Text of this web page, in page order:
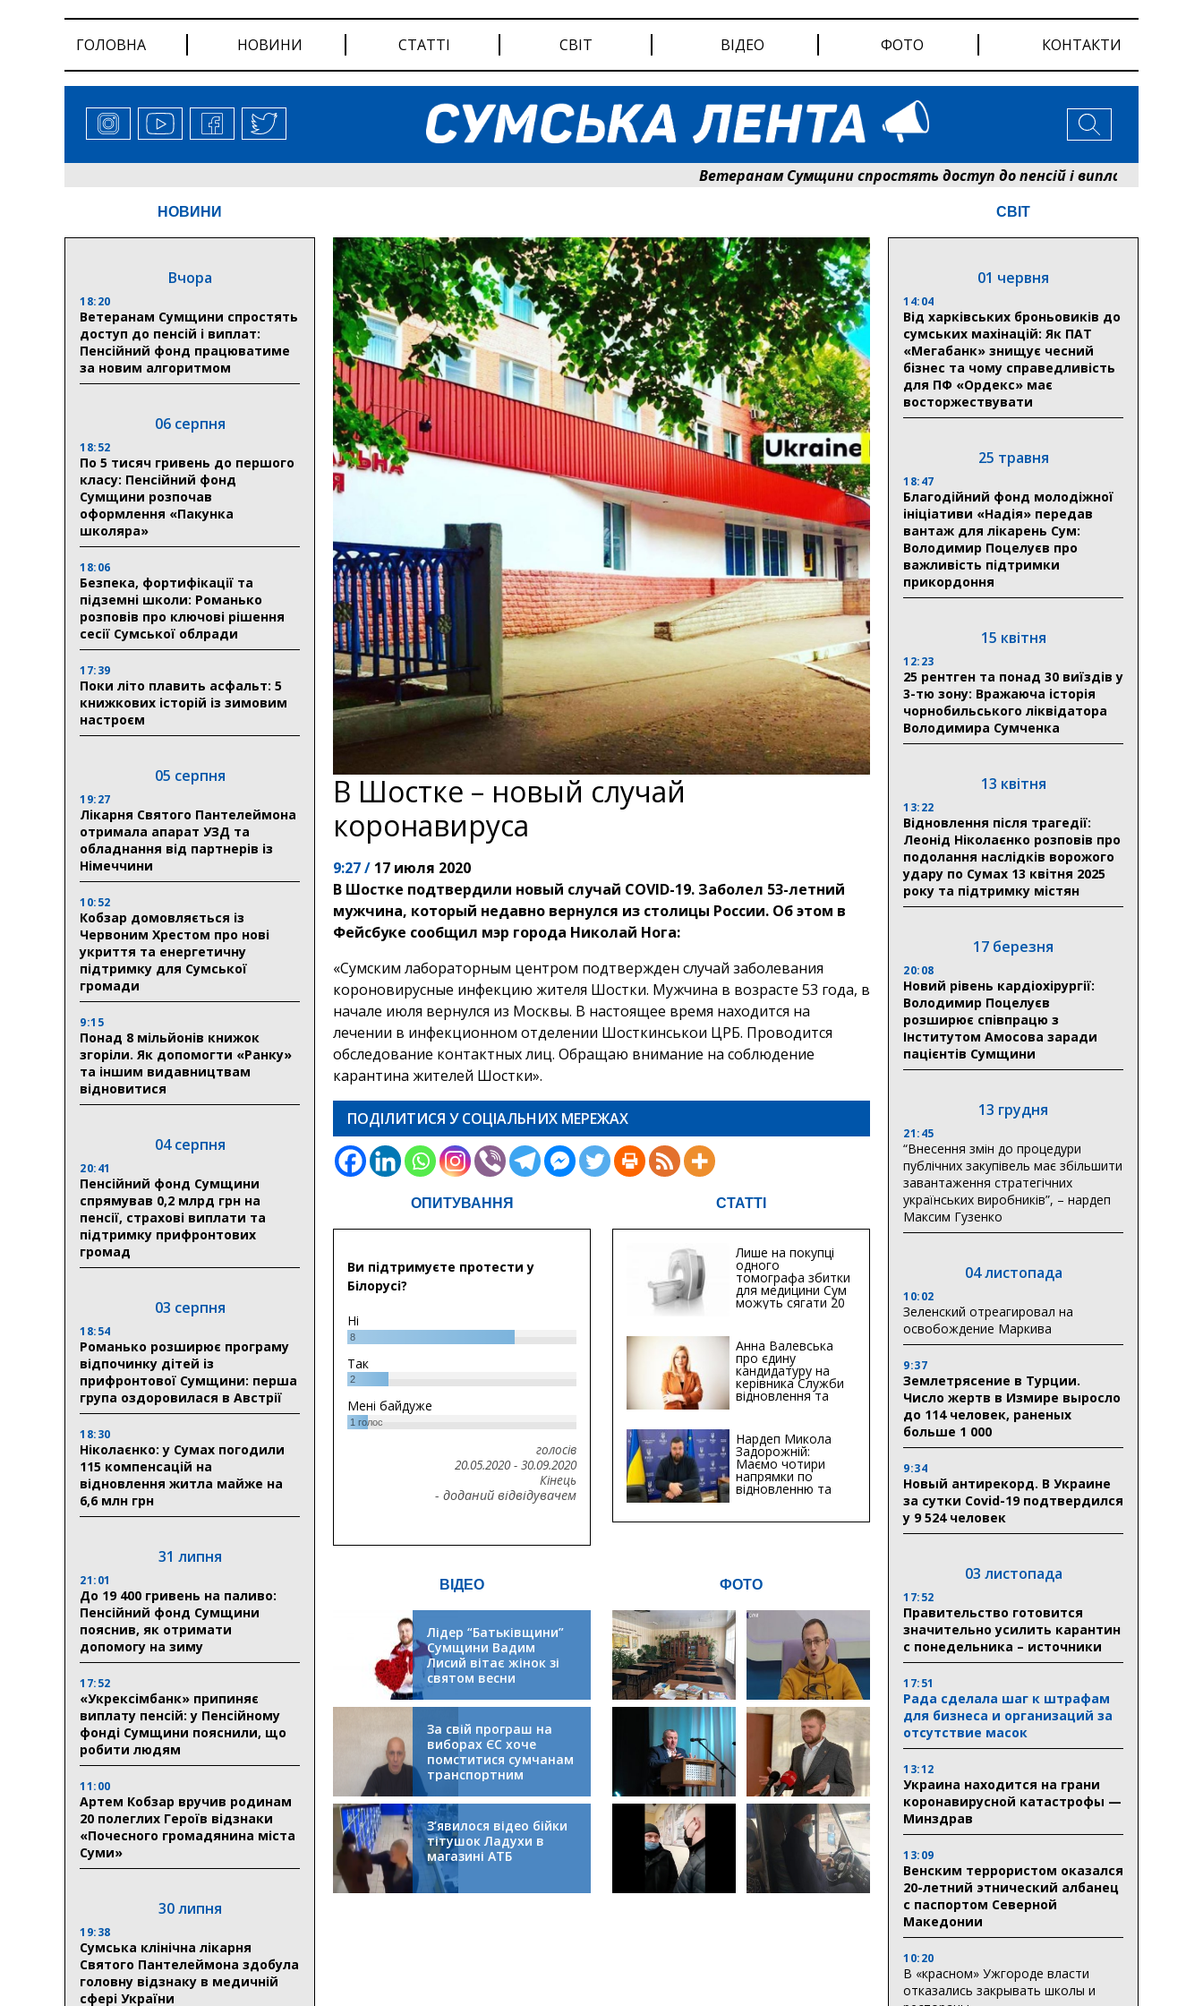
ГОЛОВНА НОВИНИ СТАТТІ СВІТ ВІДЕО ФОТО КОНТАКТИ
Ветеранам Сумщини спростять доступ до пенсій і виплат: Пенсійний
НОВИНИ
Вчора
18:20
Ветеранам Сумщини спростять
доступ до пенсій і виплат:
Пенсійний фонд працюватиме
за новим алгоритмом
06 серпня
18:52
По 5 тисяч гривень до першого
класу: Пенсійний фонд
Сумщини розпочав
оформлення «Пакунка
школяра»
18:06
Безпека, фортифікації та
підземні школи: Романько
розповів про ключові рішення
сесії Сумської облради
17:39
Поки літо плавить асфальт: 5
книжкових історій із зимовим
настроєм
05 серпня
19:27
Лікарня Святого Пантелеймона
отримала апарат УЗД та
обладнання від партнерів із
Німеччини
10:52
Кобзар домовляється із
Червоним Хрестом про нові
укриття та енергетичну
підтримку для Сумської
громади
9:15
Понад 8 мільйонів книжок
згоріли. Як допомогти «Ранку»
та іншим видавництвам
відновитися
04 серпня
20:41
Пенсійний фонд Сумщини
спрямував 0,2 млрд грн на
пенсії, страхові виплати та
підтримку прифронтових
громад
03 серпня
18:54
Романько розширює програму
відпочинку дітей із
прифронтової Сумщини: перша
група оздоровилася в Австрії
18:30
Ніколаєнко: у Сумах погодили
115 компенсацій на
відновлення житла майже на
6,6 млн грн
31 липня
21:01
До 19 400 гривень на паливо:
Пенсійний фонд Сумщини
пояснив, як отримати
допомогу на зиму
17:52
«Укрексімбанк» припиняє
виплату пенсій: у Пенсійному
фонді Сумщини пояснили, що
робити людям
11:00
Артем Кобзар вручив родинам
20 полеглих Героїв відзнаки
«Почесного громадянина міста
Суми»
30 липня
19:38
Сумська клінічна лікарня
Святого Пантелеймона здобула
головну відзнаку в медичній
сфері України
В Шостке – новый случай
коронавируса
9:27 / 17 июля 2020
В Шостке подтвердили новый случай COVID-19. Заболел 53-летний
мужчина, который недавно вернулся из столицы России. Об этом в
Фейсбуке сообщил мэр города Николай Нога:
«Сумским лабораторным центром подтвержден случай заболевания
короновирусные инфекцию жителя Шостки. Мужчина в возрасте 53 года, в
начале июля вернулся из Москвы. В настоящее время находится на
лечении в инфекционном отделении Шосткинськои ЦРБ. Проводится
обследование контактных лиц. Обращаю внимание на соблюдение
карантина жителей Шостки».
ПОДІЛИТИСЯ У СОЦІАЛЬНИХ МЕРЕЖАХ
ОПИТУВАННЯ
Ви підтримуєте протести у
Білорусі?
Ні
8
Так
2
Мені байдуже
1голос
голосів
20.05.2020- 30.09.2020
Кінець
- доданий відвідувачем
СТАТТІ
Лише на покупці
одного
томографа збитки
для медицини Сум
можуть сягати 20
мільйонів гривень
Анна Валевська
про єдину
кандидатуру на
керівника Служби
відновлення та
інфраструктури у
Хіба...
Нардеп Микола
Задорожній:
Маємо чотири
напрямки по
відновленню та
будівництву
інфраструктури
ВІДЕО
Лідер “Батьківщини”
Сумщини Вадим
Лисий вітає жінок зі
святом весни
За свій програш на
виборах ЄС хоче
помститися сумчанам
транспортним
колапсом
З’явилося відео бійки
тітушок Ладухи в
магазині АТБ
ФОТО
СВІТ
01 червня
14:04
Від харківських броньовиків до
сумських махінацій: Як ПАТ
«Мегабанк» знищує чесний
бізнес та чому справедливість
для ПФ «Ордекс» має
восторжествувати
25 травня
18:47
Благодійний фонд молодіжної
ініціативи «Надія» передав
вантаж для лікарень Сум:
Володимир Поцелуєв про
важливість підтримки
прикордоння
15 квітня
12:23
25 рентген та понад 30 виїздів у
3-тю зону: Вражаюча історія
чорнобильського ліквідатора
Володимира Сумченка
13 квітня
13:22
Відновлення після трагедії:
Леонід Ніколаєнко розповів про
подолання наслідків ворожого
удару по Сумах 13 квітня 2025
року та підтримку містян
17 березня
20:08
Новий рівень кардіохірургії:
Володимир Поцелуєв
розширює співпрацю з
Інститутом Амосова заради
пацієнтів Сумщини
13 грудня
21:45
“Внесення змін до процедури
публічних закупівель має збільшити
завантаження стратегічних
українських виробників”, – нардеп
Максим Гузенко
04 листопада
10:02
Зеленский отреагировал на
освобождение Маркива
9:37
Землетрясение в Турции.
Число жертв в Измире выросло
до 114 человек, раненых
больше 1 000
9:34
Новый антирекорд. В Украине
за сутки Covid-19 подтвердился
у 9 524 человек
03 листопада
17:52
Правительство готовится
значительно усилить карантин
с понедельника – источники
17:51
Рада сделала шаг к штрафам
для бизнеса и организаций за
отсутствие масок
13:12
Украина находится на грани
коронавирусной катастрофы —
Минздрав
13:09
Венским террористом оказался
20-летний этнический албанец
с паспортом Северной
Македонии
10:20
В «красном» Ужгороде власти
отказались закрывать школы и